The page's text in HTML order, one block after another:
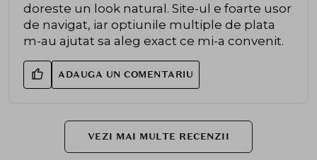
doreste un look natural. Site-ul e foarte usor
de navigat, iar optiunile multiple de plata
m-au ajutat sa aleg exact ce mi-a convenit.
ADAUGA UN COMENTARIU
VEZI MAI MULTE RECENZII